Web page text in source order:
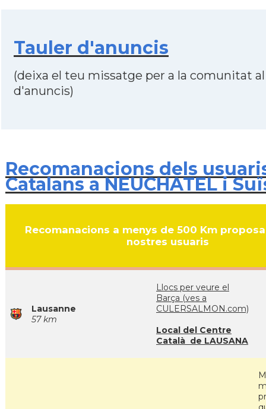
Tauler d'anuncis
(deixa el teu missatge per a la comunitat
d'anuncis)
Recomanacions dels
Catalans a NEUCHATEL i
Recomanacions a menys de 500 Km
nostres usuaris
Lausanne
57 km
Llocs per veure el
Barça (ves a
CULERSALMON.com)
Local del Centre
Català de LAUSANA